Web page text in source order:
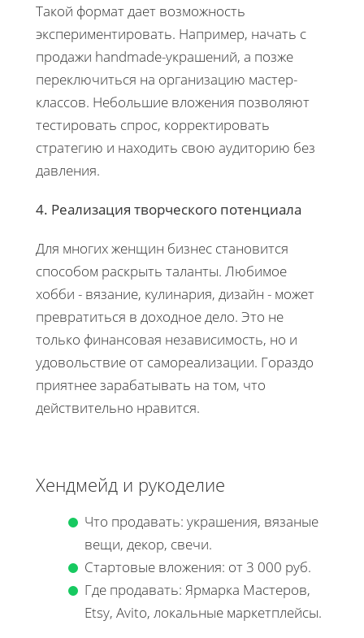
Такой формат дает возможность
экспериментировать. Например, начать с
продажи handmade-украшений, а позже
переключиться на организацию мастер-
классов. Небольшие вложения позволяют
тестировать спрос, корректировать
стратегию и находить свою аудиторию без
давления.
4. Реализация творческого потенциала
Для многих женщин бизнес становится
способом раскрыть таланты. Любимое
хобби - вязание, кулинария, дизайн - может
превратиться в доходное дело. Это не
только финансовая независимость, но и
удовольствие от самореализации. Гораздо
приятнее зарабатывать на том, что
действительно нравится.
Хендмейд и рукоделие
Что продавать: украшения, вязаные
вещи, декор, свечи.
Стартовые вложения: от 3 000 руб.
Где продавать: Ярмарка Мастеров,
Etsy, Avito, локальные маркетплейсы.